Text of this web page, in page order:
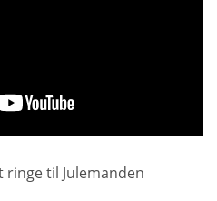
ringe til Julemanden